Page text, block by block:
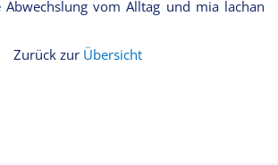
Abwechslung vom Alltag und mia lachan
Zurück zur Übersicht